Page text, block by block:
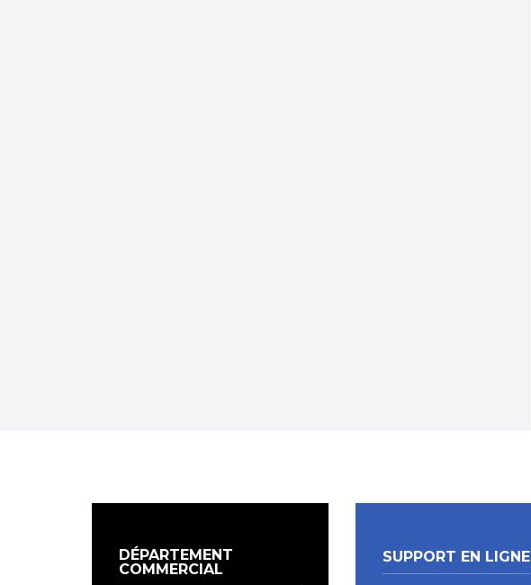
DÉPARTEMENT
COMMERCIAL
SUPPORT EN LIGNE